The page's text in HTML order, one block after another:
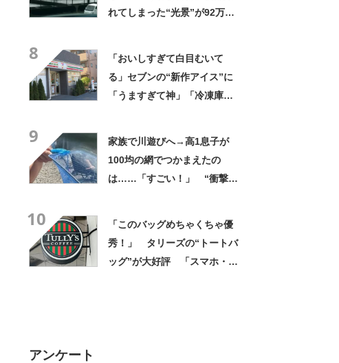
れてしまった“光景”が92万再
8
「おいしすぎて白目むいて
る」セブンの“新作アイス”に
「うますぎて神」「冷凍庫に
9
家族で川遊びへ→高1息子が
100均の網でつかまえたの
は……「すごい！」 “衝撃の
10
「このバッグめちゃくちゃ優
秀！」 タリーズの“トートバ
ッグ”が大好評 「スマホ・財
アンケート